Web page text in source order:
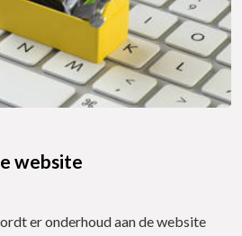
website
er onderhoud aan de website